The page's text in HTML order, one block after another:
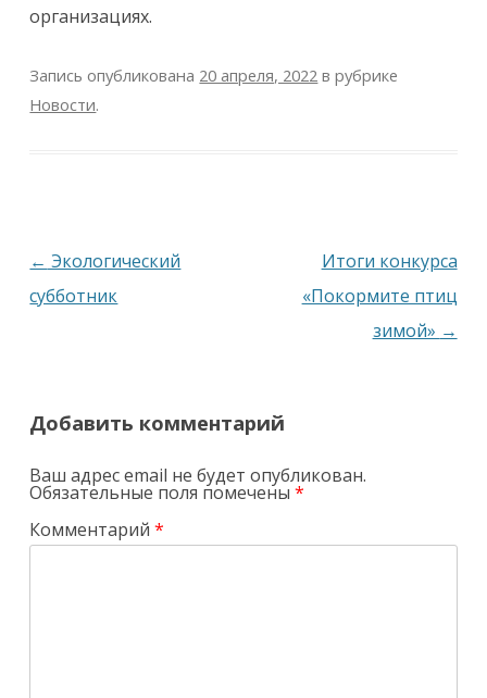
организациях.
Запись опубликована 20 апреля, 2022 в рубрике
Новости.
Навигация
по
← Экологический
субботник
Итоги конкурса
«Покормите птиц
зимой» →
Добавить комментарий
Ваш адрес email не будет опубликован.
Обязательные поля помечены*
Комментарий*